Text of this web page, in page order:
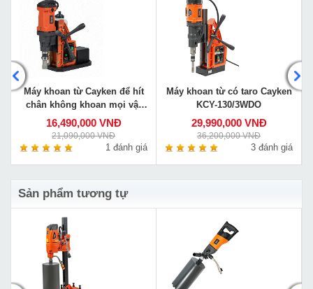
Máy khoan từ Cayken để hít
chân không khoan mọi vật
liệu VS-35E
16,490,000 VNĐ
21,090,000 VNĐ
1 đánh giá
Máy khoan từ có taro Cayken
KCY-130/3WDO
29,990,000 VNĐ
36,200,000 VNĐ
3 đánh giá
Sản phẩm tương tự